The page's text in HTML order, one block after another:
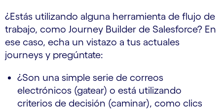
¿Estás utilizando alguna herramienta de flujo de
trabajo, como Journey Builder de Salesforce? En
ese caso, echa un vistazo a tus actuales
journeys y pregúntate:
¿Son una simple serie de correos
electrónicos (gatear) o está utilizando
criterios de decisión (caminar), como clics